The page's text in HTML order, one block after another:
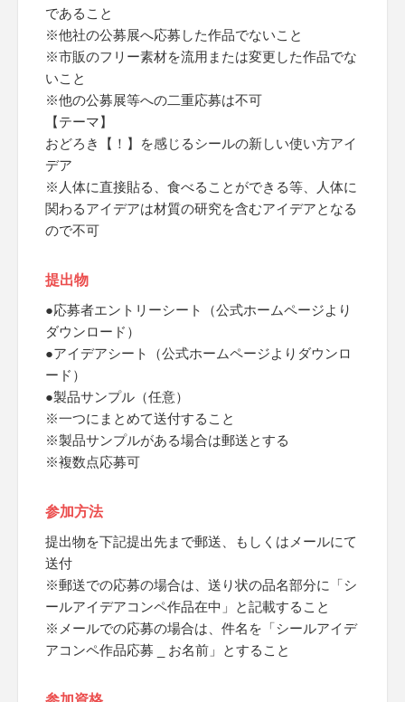
であること
※他社の公募展へ応募した作品でないこと
※市販のフリー素材を流用または変更した作品でな
いこと
※他の公募展等への二重応募は不可
【テーマ】
おどろき【！】を感じるシールの新しい使い方アイ
デア
※人体に直接貼る、食べることができる等、人体に
関わるアイデアは材質の研究を含むアイデアとなる
ので不可
提出物
●応募者エントリーシート（公式ホームページより
ダウンロード）
●アイデアシート（公式ホームページよりダウンロ
ード）
●製品サンプル（任意）
※一つにまとめて送付すること
※製品サンプルがある場合は郵送とする
※複数点応募可
参加方法
提出物を下記提出先まで郵送、もしくはメールにて
送付
※郵送での応募の場合は、送り状の品名部分に「シ
ールアイデアコンペ作品在中」と記載すること
※メールでの応募の場合は、件名を「シールアイデ
アコンペ作品応募 _ お名前」とすること